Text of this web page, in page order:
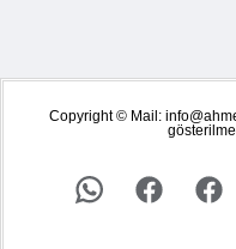
Copyright © Mail: